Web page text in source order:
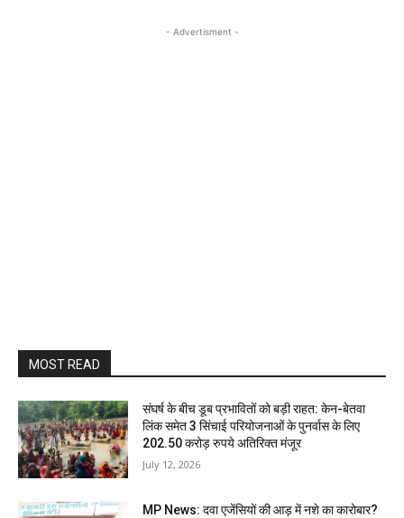
- Advertisment -
MOST READ
संघर्ष के बीच डूब प्रभावितों को बड़ी राहत: केन-बेतवा
लिंक समेत 3 सिंचाई परियोजनाओं के पुनर्वास के लिए
202.50 करोड़ रुपये अतिरिक्त मंजूर
July 12, 2026
MP News: दवा एजेंसियों की आड़ में नशे का कारोबार?